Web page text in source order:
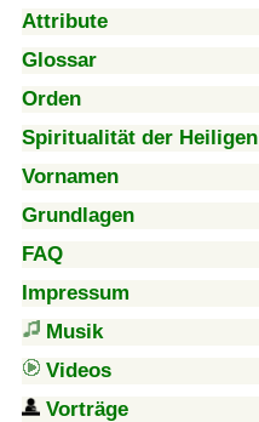
Attribute
Glossar
Orden
Spiritualität der Heiligen
Vornamen
Grundlagen
FAQ
Impressum
Musik
Videos
Vorträge